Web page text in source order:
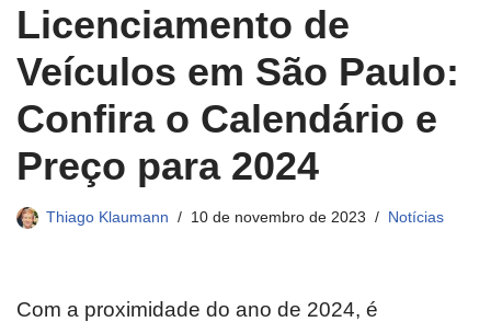
Licenciamento de
Veículos em São Paulo:
Confira o Calendário e
Preço para 2024
Thiago Klaumann 10 de novembro de 2023 Notícias
Com a proximidade do ano de 2024, é